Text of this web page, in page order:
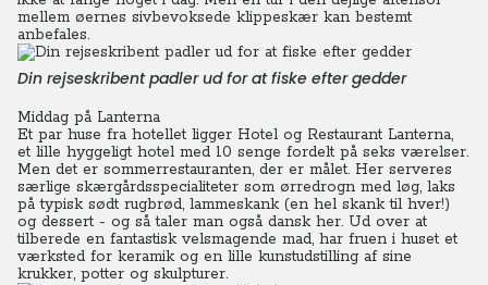
mellem øernes sivbevoksede klippeskær kan bestemt
anbefales.
Din rejseskribent padler ud for at fiske efter gedder
Middag på Lanterna
Et par huse fra hotellet ligger Hotel og Restaurant Lanterna,
et lille hyggeligt hotel med 10 senge fordelt på seks værelser.
Men det er sommerrestauranten, der er målet. Her serveres
særlige skærgårdsspecialiteter som ørredrogn med løg, laks
på typisk sødt rugbrød, lammeskank (en hel skank til hver!)
og dessert - og så taler man også dansk her. Ud over at
tilberede en fantastisk velsmagende mad, har fruen i huset et
værksted for keramik og en lille kunstudstilling af sine
krukker, potter og skulpturer.